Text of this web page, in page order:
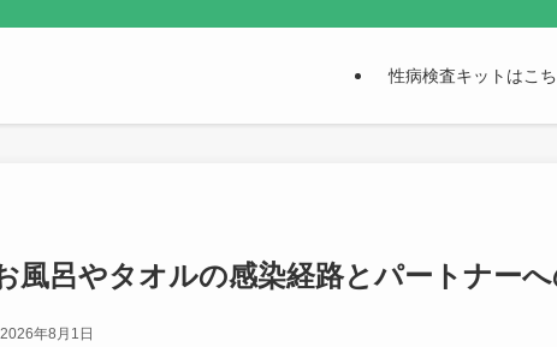
性病検査キットはこ
風呂やタオルの感染経路とパートナー
2026年8月1日